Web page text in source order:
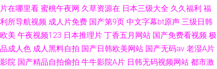
片在哪里看 蜜桃午夜网 久草资源在 日本三级大全 久久福利 福
利所导航视频 成人片免费 国产第9页 中文字幕bt原声 三级日韩
欧美 午夜视频123 日本推理片 丁香五月网站 国产免费看视频 极
品成人色 成人黑料自拍 国产日韩欧美网站 国产无码av 老湿A片
影院 国产精品自拍偷拍 牛牛影院A片 日韩无码视频网站 都市激